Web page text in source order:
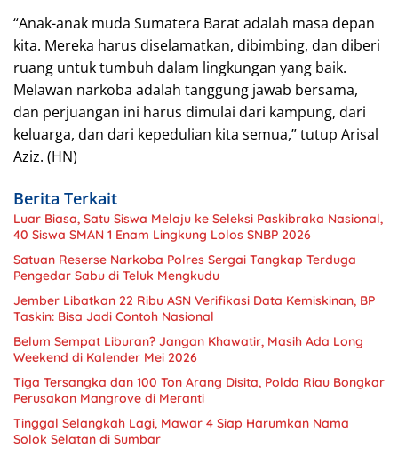
“Anak-anak muda Sumatera Barat adalah masa depan
kita. Mereka harus diselamatkan, dibimbing, dan diberi
ruang untuk tumbuh dalam lingkungan yang baik.
Melawan narkoba adalah tanggung jawab bersama,
dan perjuangan ini harus dimulai dari kampung, dari
keluarga, dan dari kepedulian kita semua,” tutup Arisal
Aziz. (HN)
Berita Terkait
Luar Biasa, Satu Siswa Melaju ke Seleksi Paskibraka Nasional,
40 Siswa SMAN 1 Enam Lingkung Lolos SNBP 2026
Satuan Reserse Narkoba Polres Sergai Tangkap Terduga
Pengedar Sabu di Teluk Mengkudu
Jember Libatkan 22 Ribu ASN Verifikasi Data Kemiskinan, BP
Taskin: Bisa Jadi Contoh Nasional
Belum Sempat Liburan? Jangan Khawatir, Masih Ada Long
Weekend di Kalender Mei 2026
Tiga Tersangka dan 100 Ton Arang Disita, Polda Riau Bongkar
Perusakan Mangrove di Meranti
Tinggal Selangkah Lagi, Mawar 4 Siap Harumkan Nama
Solok Selatan di Sumbar